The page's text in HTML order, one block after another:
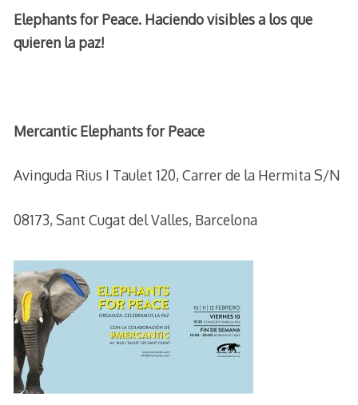
Elephants for Peace. Haciendo visibles a los que
quieren la paz!
Mercantic Elephants for Peace
Avinguda Rius I Taulet 120, Carrer de la Hermita S/N
08173, Sant Cugat del Valles, Barcelona